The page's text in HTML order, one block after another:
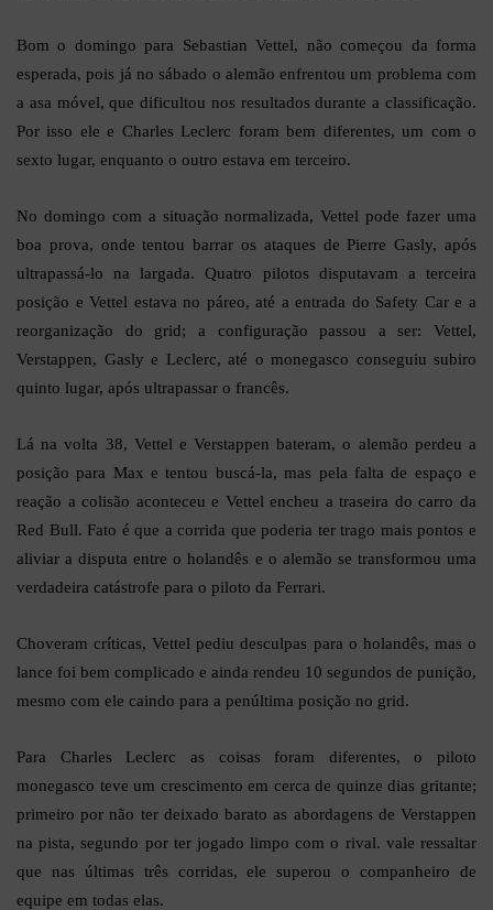
Bom o domingo para Sebastian Vettel, não começou da forma
esperada, pois já no sábado o alemão enfrentou um problema com
a asa móvel, que dificultou nos resultados durante a classificação.
Por isso ele e Charles Leclerc foram bem diferentes, um com o
sexto lugar, enquanto o outro estava em terceiro.
No domingo com a situação normalizada, Vettel pode fazer uma
boa prova, onde tentou barrar os ataques de Pierre Gasly, após
ultrapassá-lo na largada. Quatro pilotos disputavam a terceira
posição e Vettel estava no páreo, até a entrada do Safety Car e a
reorganização do grid; a configuração passou a ser: Vettel,
Verstappen, Gasly e Leclerc, até o monegasco conseguiu subiro
quinto lugar, após ultrapassar o francês.
Lá na volta 38, Vettel e Verstappen bateram, o alemão perdeu a
posição para Max e tentou buscá-la, mas pela falta de espaço e
reação a colisão aconteceu e Vettel encheu a traseira do carro da
Red Bull. Fato é que a corrida que poderia ter trago mais pontos e
aliviar a disputa entre o holandês e o alemão se transformou uma
verdadeira catástrofe para o piloto da Ferrari.
Choveram críticas, Vettel pediu desculpas para o holandês, mas o
lance foi bem complicado e ainda rendeu 10 segundos de punição,
mesmo com ele caindo para a penúltima posição no grid.
Para Charles Leclerc as coisas foram diferentes, o piloto
monegasco teve um crescimento em cerca de quinze dias gritante;
primeiro por não ter deixado barato as abordagens de Verstappen
na pista, segundo por ter jogado limpo com o rival. vale ressaltar
que nas últimas três corridas, ele superou o companheiro de
equipe em todas elas.